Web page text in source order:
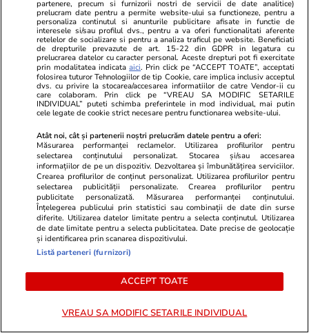
Politică 06:21
Sorin Grindeanu anunță data la
care România ar putea avea un
nou Guvern: „Nu rămânem în
acest blocaj”
Politică 27 iul.
Parlamentul, somat să modifice
Legea salarizării. Înalta Curte
de Casație și Justiție: „Serioase
probleme de
constituționalitate”
partenere, precum si furnizorii nostri de servicii de date analitice)
prelucram date pentru a permite website-ului sa functioneze, pentru a
personaliza continutul si anunturile publicitare afisate in functie de
interesele si/sau profilul dvs., pentru a va oferi functionalitati aferente
retelelor de socializare si pentru a analiza traficul pe website. Beneficiati
de drepturile prevazute de art. 15-22 din GDPR in legatura cu
prelucrarea datelor cu caracter personal. Aceste drepturi pot fi exercitate
prin modalitatea indicataaici. Prin click pe “ACCEPT TOATE”, acceptati
folosirea tuturor Tehnologiilor de tip Cookie, care implica inclusiv acceptul
dvs. cu privire la stocarea/accesarea informatiilor de catre Vendor-ii cu
care colaboram. Prin click pe “VREAU SA MODIFIC SETARILE
INDIVIDUAL” puteti schimba preferintele in mod individual, mai putin
cele legate de cookie strict necesare pentru functionarea website-ului.
Atât noi, cât și partenerii noștri prelucrăm datele pentru a oferi:
Măsurarea performanței reclamelor. Utilizarea profilurilor pentru
selectarea conținutului personalizat. Stocarea și/sau accesarea
informațiilor de pe un dispozitiv. Dezvoltarea și îmbunătățirea serviciilor.
Crearea profilurilor de conținut personalizat. Utilizarea profilurilor pentru
selectarea publicității personalizate. Crearea profilurilor pentru
publicitate personalizată. Măsurarea performanței conținutului.
Înțelegerea publicului prin statistici sau combinații de date din surse
diferite. Utilizarea datelor limitate pentru a selecta conținutul. Utilizarea
de date limitate pentru a selecta publicitatea. Date precise de geolocație
și identificarea prin scanarea dispozitivului.
Listă parteneri (furnizori)
ACCEPT TOATE
VREAU SA MODIFIC SETARILE INDIVIDUAL